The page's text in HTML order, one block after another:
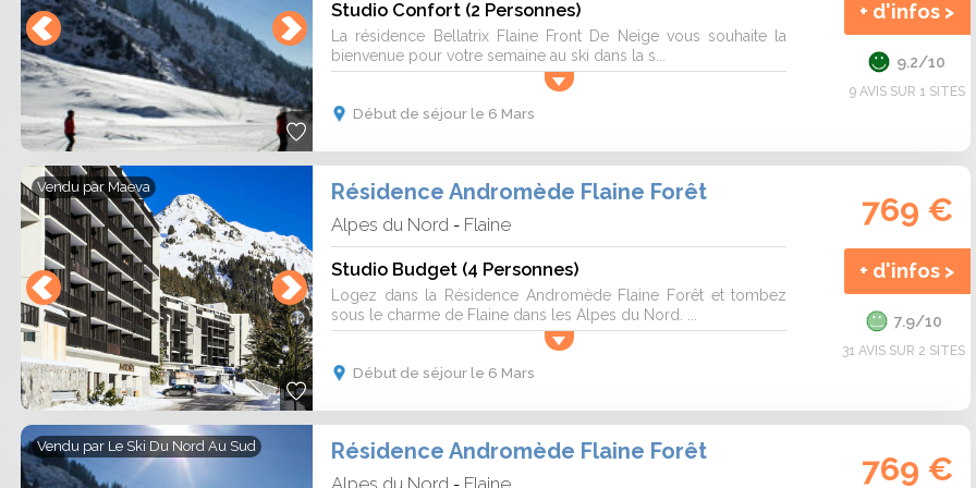
des pistes, logement à proximité des
Studio Confort (2 Personnes)
La résidence Bellatrix Flaine Front De Neige vous souhaite la
bienvenue pour votre semaine au ski dans la s...
Début de séjour le 6 Mars
+ d'infos >
9.2/10
9 AVIS SUR 1 SITES
Vendu parMaeva Résidence Andromède Flaine Forêt
Alpes du Nord - Flaine
Studio Budget (4 Personnes)
Logez dans la Résidence Andromède Flaine Forêt et tombez
sous le charme de Flaine dans les Alpes du Nord. ...
Début de séjour le 6 Mars
769 €
+ d'infos >
7.9/10
31 AVIS SUR 2 SITES
Vendu par Le Ski Du Nord Au Sud Résidence Andromède Flaine Forêt
Alpes du Nord Flaine 769 €